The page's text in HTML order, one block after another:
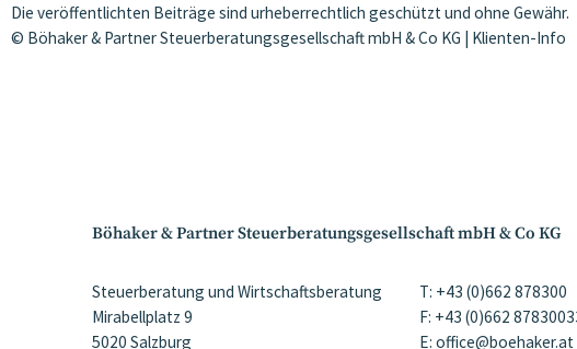
Die veröffentlichten Beiträge sind urheberrechtlich geschützt und ohne Gewähr.
© Böhaker & Partner Steuerberatungsgesellschaft mbH & Co KG | Klienten-Info
Böhaker & Partner Steuerberatungsgesellschaft mbH & Co KG
Steuerberatung und Wirtschaftsberatung
Mirabellplatz 9
5020 Salzburg
T: +43 (0)662 878300
F: +43 (0)662
E: office@boehaker.at